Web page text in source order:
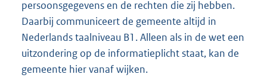
persoonsgegevens en de rechten die zij hebben.
Daarbij communiceert de gemeente altijd in
Nederlands taalniveau B1. Alleen als in de wet een
uitzondering op de informatieplicht staat, kan de
gemeente hier vanaf wijken.